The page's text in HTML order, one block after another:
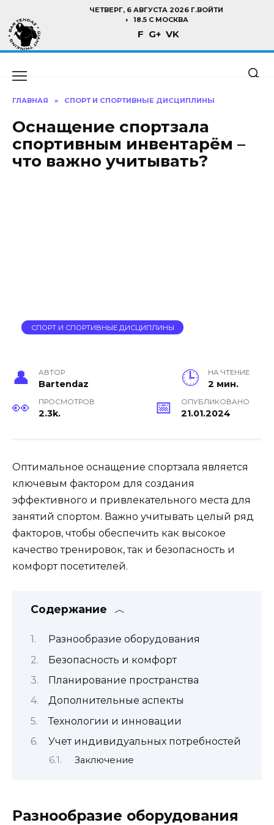
содержанию
ЧЕТВЕРГ, 6 АВГУСТА 2026 Г.ВОЙТИ
18.5 C МОСКВА
F G+ VK
ГЛАВНАЯ » СПОРТ И СПОРТИВНЫЕ ДИСЦИПЛИНЫ
Оснащение спортзала
спортивным инвентарём –
что важно учитывать?
СПОРТ И СПОРТИВНЫЕ ДИСЦИПЛИНЫ
АВТОР
Bartendaz
НА ЧТЕНИЕ
2 мин.
ПРОСМОТРОВ
2.3k.
ОПУБЛИКОВАНО
21.01.2024
Оптимальное оснащение спортзала является
ключевым фактором для создания
эффективного и привлекательного места для
занятий спортом. Важно учитывать целый ряд
факторов, чтобы обеспечить как высокое
качество тренировок, так и безопасность и
комфорт посетителей.
Содержание
Разнообразие оборудования
Безопасность и комфорт
Планирование пространства
Дополнительные аспекты
Технологии и инновации
Учет индивидуальных потребностей
Заключение
Разнообразие оборудования